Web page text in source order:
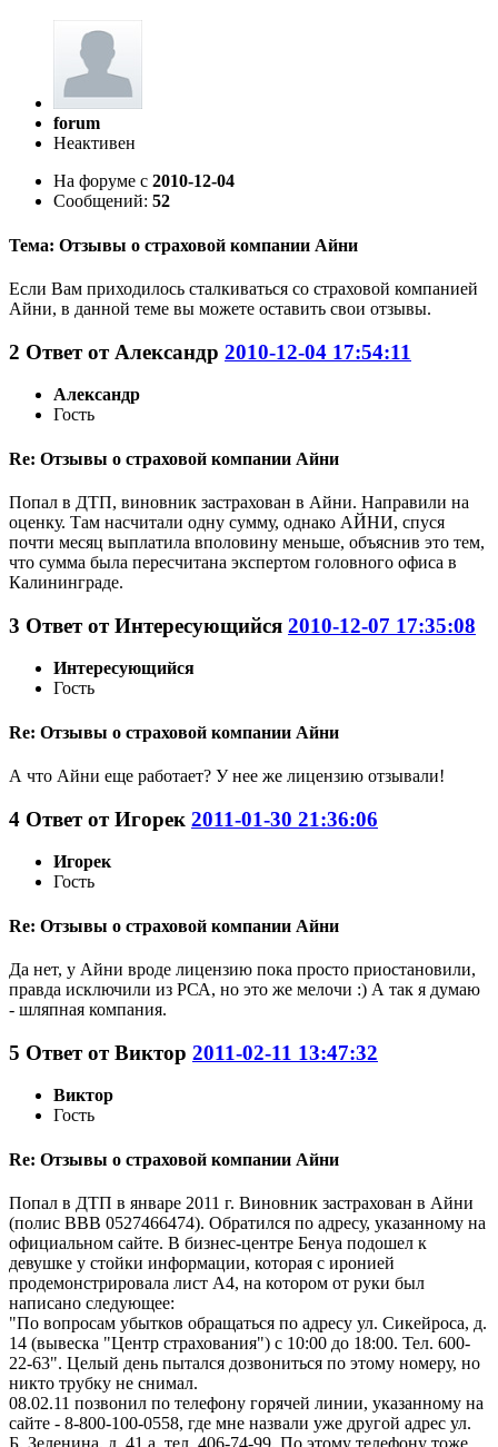
forum
Неактивен
На форуме с 2010-12-04
Сообщений: 52
Тема: Отзывы о страховой компании Айни
Если Вам приходилось сталкиваться со страховой компанией
Айни, в данной теме вы можете оставить свои отзывы.
2 Ответ от Александр 2010-12-04 17:54:11
Александр
Гость
Re: Отзывы о страховой компании Айни
Попал в ДТП, виновник застрахован в Айни. Направили на
оценку. Там насчитали одну сумму, однако АЙНИ, спуся
почти месяц выплатила вполовину меньше, объяснив это тем,
что сумма была пересчитана экспертом головного офиса в
Калининграде.
3 Ответ отИнтересующийся 2010-12-07 17:35:08
Интересующийся
Гость
Re: Отзывы о страховой компании Айни
А что Айни еще работает? У нее же лицензию отзывали!
4 Ответ отИгорек 2011-01-30 21:36:06
Игорек
Гость
Re: Отзывы о страховой компании Айни
Да нет, у Айни вроде лицензию пока просто приостановили,
правда исключили из РСА, но это же мелочи :) А так я думаю
- шляпная компания.
5 Ответ отВиктор 2011-02-11 13:47:32
Виктор
Гость
Re: Отзывы о страховой компании Айни
Попал в ДТП в январе 2011 г. Виновник застрахован в Айни
(полис ВВВ 0527466474). Обратился по адресу, указанному на
официальном сайте. В бизнес-центре Бенуа подошел к
девушке у стойки информации, которая с иронией
продемонстрировала лист А4, на котором от руки был
написано следующее:
"По вопросам убытков обращаться по адресу ул. Сикейроса, д.
14 (вывеска "Центр страхования") с 10:00 до 18:00. Тел. 600-
22-63". Целый день пытался дозвониться по этому номеру, но
никто трубку не снимал.
08.02.11 позвонил по телефону горячей линии, указанному на
сайте - 8-800-100-0558, где мне назвали уже другой адрес ул.
Б. Зеленина, д. 41 а, тел. 406-74-99. По этому телефону тоже